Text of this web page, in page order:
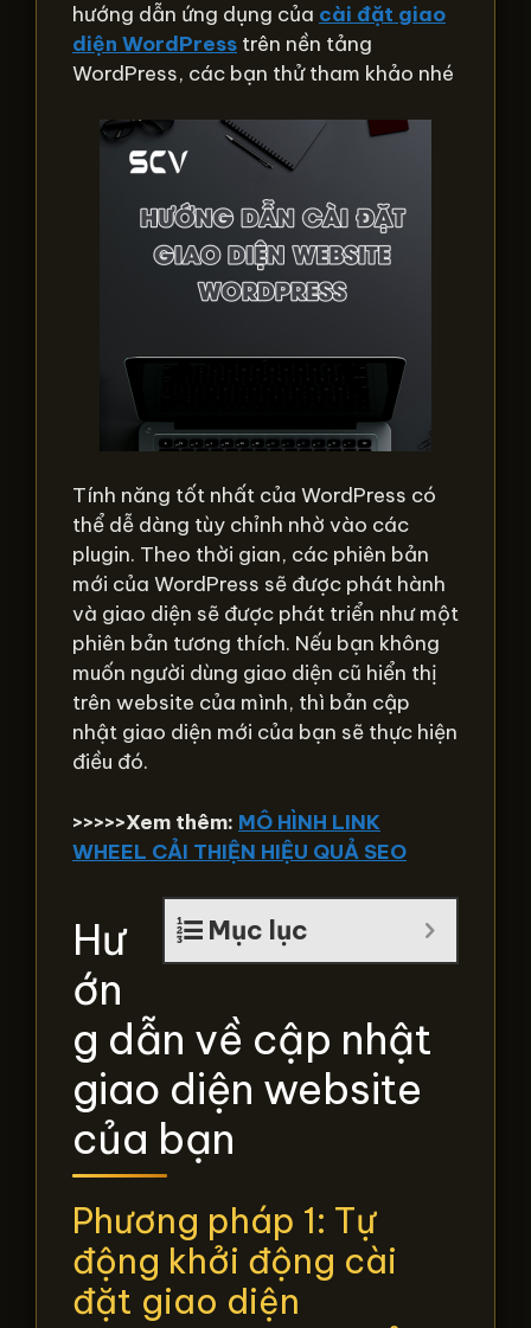
hướng dẫn ứng dụng của cài đặt giao
diện WordPress trên nền tảng
WordPress, các bạn thử tham khảo nhé
Tính năng tốt nhất của WordPress có
thể dễ dàng tùy chỉnh nhờ vào các
plugin. Theo thời gian, các phiên bản
mới của WordPress sẽ được phát hành
và giao diện sẽ được phát triển như một
phiên bản tương thích. Nếu bạn không
muốn người dùng giao diện cũ hiển thị
trên website của mình, thì bản cập
nhật giao diện mới của bạn sẽ thực hiện
điều đó.
>>>>>Xem thêm: MÔ HÌNH LINK
WHEEL CẢI THIỆN HIỆU QUẢ SEO
Mục lục
Hư
ớn
g dẫn về cập nhật
giao diện website
của bạn
Phương pháp 1: Tự
động khởi động cài
đặt giao diện